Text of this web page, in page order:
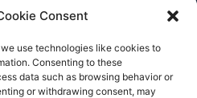
Consent
use technologies like cookies to
Consenting to these
data such as browsing behavior or
or withdrawing consent, may
app.com